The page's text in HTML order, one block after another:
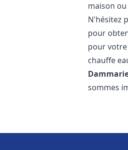
maison
N'hésitez
pour
pour
chauffe
sommes